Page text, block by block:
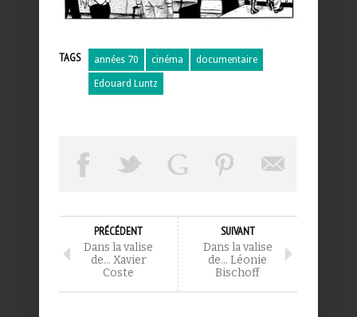
TAGS années 70 cinéma documentaire
Edouard Luntz
PRÉCÉDENT
Dans la valise
de… Xavier
Coste
SUIVANT
Dans la valise
de… Léonie
Bischoff